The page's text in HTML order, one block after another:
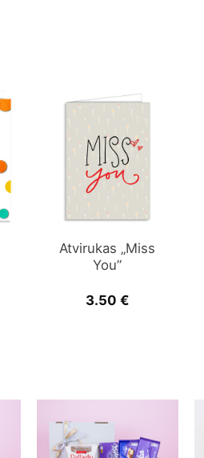
Atvirukas „Miss
You”
3.50 €